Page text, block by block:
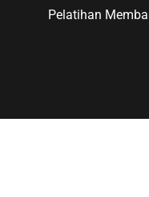
Pelatihan